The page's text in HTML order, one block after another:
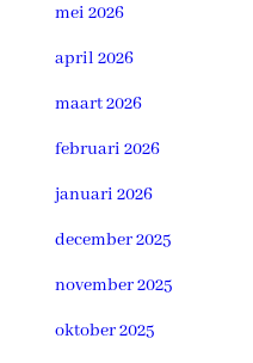
mei 2026
april 2026
maart 2026
februari 2026
januari 2026
december 2025
november 2025
oktober 2025